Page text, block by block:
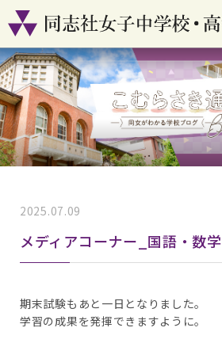
学校案内
コース紹介
学校生活
入試情報
資料請求
2025.07.09
メディアコーナー_国語・数学
期末試験もあと一日となりました。
学習の成果を発揮できますように。